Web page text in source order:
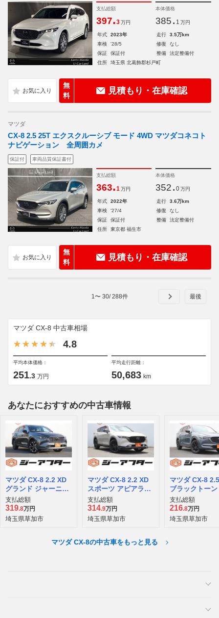
支払総額
397.3 万円
本体価格
385. 1 万円
年式 2023年 走行
3.5万km
車検
'28/5 修復
なし
保証
保証付 整備
法定整備付
住所
埼玉県 北葛飾郡杉戸町
無
料
見積もり・在庫確認
マツダ
CX-8 2.5 25T エクスクルーシブ モード 4WD マツダコネコト
ナビゲーション 全周囲カメ
保証付 車両品質保証書付
支払総額
363.1 万円
本体価格
352. 0 万円
年式 2022年 走行
3.6万km
車検
'27/4 修復
なし
保証
保証付 整備
法定整備付
住所
東京都 福生市
無
料
見積もり・在庫確認
1 〜 30/288件
マツダ CX-8 中古車相場
4.8
平均本体価格：
251.3 万円
平均走行距離：
50,683 km
あなたにおすすめの中古車情報
マツダ CX-8 2.2 XD
グランド ジャーニー
ディーゼルターボ 4
WD
支払総額
319.8万円
埼玉県草加市
マツダ CX-8 2.2 XD
スポーツ アピアラン
ス ディーゼルターボ
支払総額
314.9万円
埼玉県草加市
マツダ CX-8
ブラックトー
ィション 4WD
支払総額
216.8万円
埼玉県草加市
マツダ CX-8の中古車をもっと見る